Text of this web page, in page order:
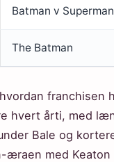
Batman v Superman
The Batman
franchisen
hvert årti, med
Bale og
med Keaton